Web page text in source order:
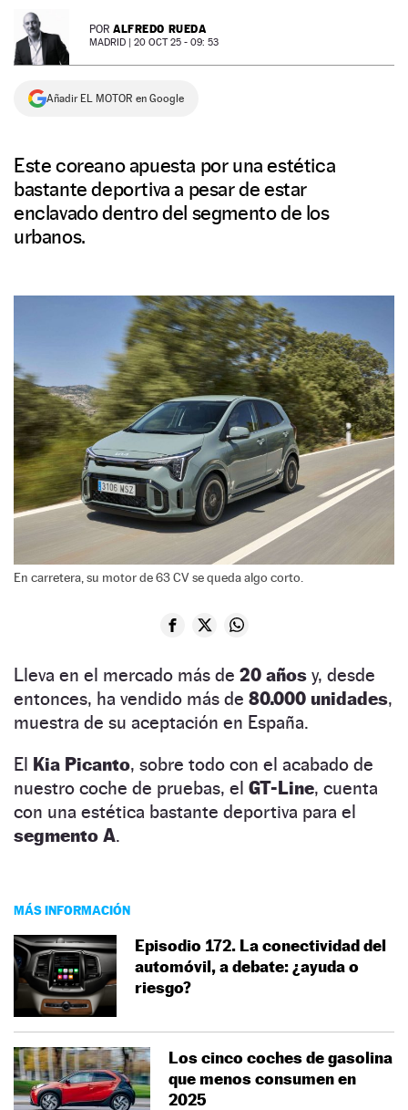
NEWSLETTER POR ALFREDO RUEDA
MADRID | 20 OCT 25 - 09: 53
Añadir EL MOTOR en Google
Este coreano apuesta por una estética
bastante deportiva a pesar de estar
enclavado dentro del segmento de los
urbanos.
En carretera, su motor de 63 CV se queda algo corto.
Lleva en el mercado más de 20 años y, desde
entonces, ha vendido más de 80.000 unidades,
muestra de su aceptación en España.
El Kia Picanto, sobre todo con el acabado de
nuestro coche de pruebas, el GT-Line, cuenta
con una estética bastante deportiva para el
segmento A.
MÁS INFORMACIÓN
Episodio 172. La conectividad del
automóvil, a debate: ¿ayuda o
riesgo?
Los cinco coches de gasolina
que menos consumen en
2025